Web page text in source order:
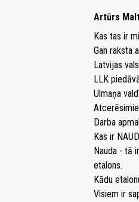
Artūrs
Kas tas ir
Gan raksta
Latvijas
LLK
Ulmaņa
Darba
Kas ir
Nauda - tā
etalons.
Kādu
Visiem ir